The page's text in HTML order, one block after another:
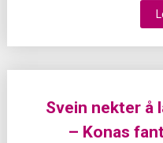
Svein nekter å
– Konas